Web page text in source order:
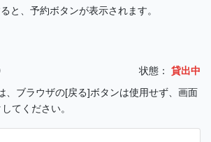
と、予約ボタンが表示されます。
状態：
貸出中
、ブラウザの[戻る]ボタンは使用せず、画面
てください。